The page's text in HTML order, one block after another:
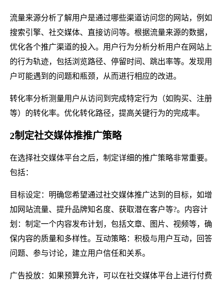
流量来源分析了解用户是通过哪些渠道访问您的网站，例如
搜索引擎、社交媒体、直接访问等。根据流量来源的数据，
优化各个推广渠道的投入。用户行为分析分析用户在网站上
的行为轨迹，包括浏览路径、停留时间、跳出率等。发现用
户可能遇到的问题和瓶颈，从而进行相应的改进。
转化率分析测量用户从访问到完成特定行为（如购买、注册
等）的转化率。优化转化路径，提高关键行为的完成率。
2制定社交媒体推推广策略
在选择社交媒体平台之后，制定详细的推广策略非常重要。
包括：
目标设定：明确您希望通过社交媒体推广达到的目标，如增
加网站流量、提升品牌知名度、获取潜在客户等?。内容计
划：制定一个内容发布计划，包括文章、图片、视频等，确
保内容的质量和多样性。互动策略：积极与用户互动，回答
问题、参与讨论，建立用户信任和关系。
广告投放：如果预算允许，可以在社交媒体平台上进行付费